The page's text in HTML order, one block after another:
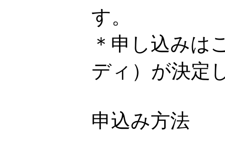
す。
＊申し込みは
ディ）が決定
申込み方法